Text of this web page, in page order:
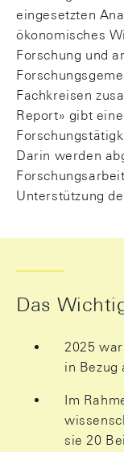
eingesetzten
ökonomisches
Forschung und
Fachkreisen
Report» gibt
Darin werden
Unterstützung
Das
2025
in Bezug
Im
sie 20